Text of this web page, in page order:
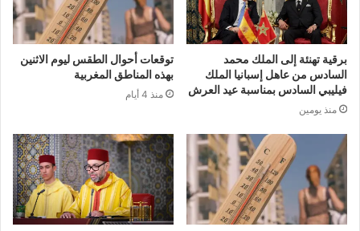
برقية تهنئة إلى الملك محمد
السادس من عاهل إسبانيا الملك
فيليبي السادس بمناسبة عيد العرش
منذ يومين
توقعات أحوال الطقس ليوم الاثنين
بهذه المناطق المغربية
منذ 4 أيام